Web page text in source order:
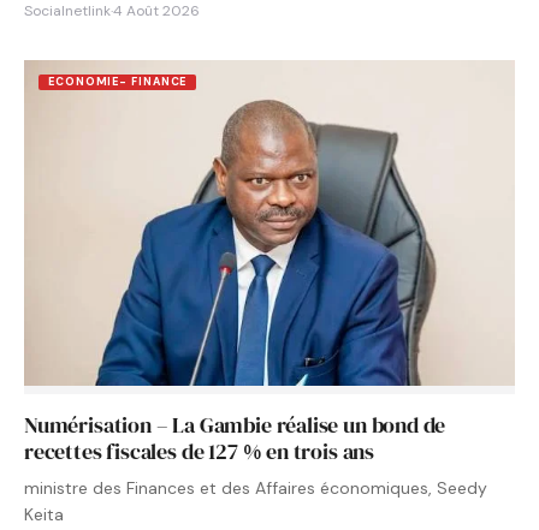
Socialnetlink·4 Août 2026
ECONOMIE- FINANCE
Numérisation – La Gambie réalise un bond de
recettes fiscales de 127 % en trois ans
ministre des Finances et des Affaires économiques, Seedy
Keita